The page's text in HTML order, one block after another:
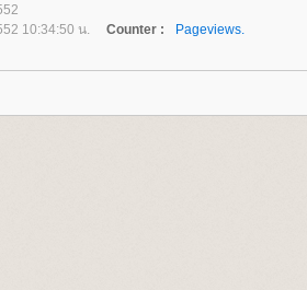
10:34:50 น. Counter :
Pageviews.